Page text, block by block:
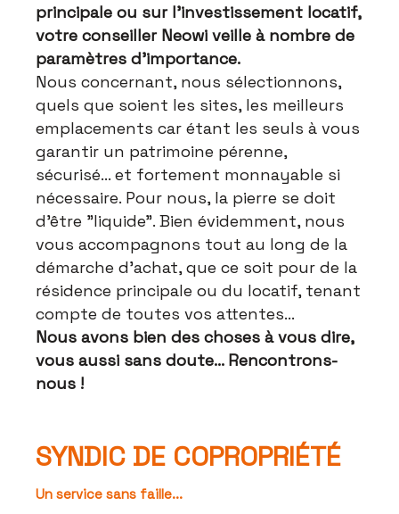
principale ou sur l'investissement locatif,
votre conseiller Neowi veille à nombre de
paramètres d'importance.
Nous concernant, nous sélectionnons,
quels que soient les sites, les meilleurs
emplacements car étant les seuls à vous
garantir un patrimoine pérenne,
sécurisé... et fortement monnayable si
nécessaire. Pour nous, la pierre se doit
d'être "liquide". Bien évidemment, nous
vous accompagnons tout au long de la
démarche d'achat, que ce soit pour de la
résidence principale ou du locatif, tenant
compte de toutes vos attentes...
Nous avons bien des choses à vous dire,
vous aussi sans doute... Rencontrons-
nous !
SYNDIC DE COPROPRIÉTÉ
Un service sans faille...